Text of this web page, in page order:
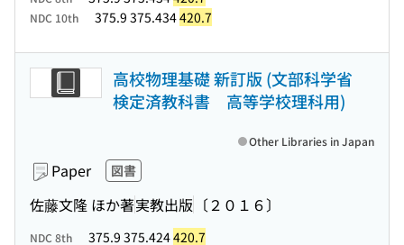
NDC 10th 375.9 375.434420.7
高校物理基礎 新訂版 (文部科学省
検定済教科書 高等学校理科用)
Paper 図書
佐藤文隆 ほか著実教出版 〔２０１６〕
Other Libraries in Japan
NDC 8th 375.9 375.424420.7